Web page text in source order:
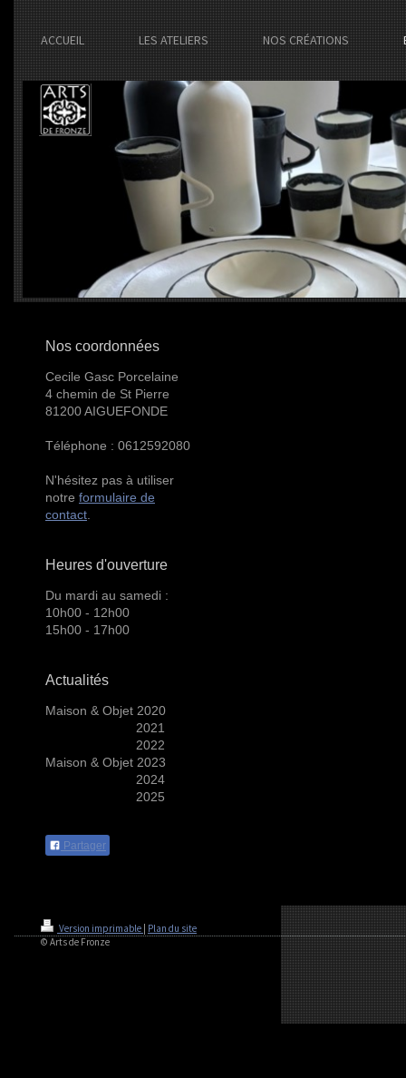
ACCUEIL LES ATELIERS NOS CRÉATIONS
Nos coordonnées
Cecile Gasc Porcelaine
4 chemin de St Pierre
81200 AIGUEFONDE
Téléphone : 0612592080
N'hésitez pas à utiliser
notre formulaire de
contact.
Heures d'ouverture
Du mardi au samedi :
10h00 - 12h00
15h00 - 17h00
Actualités
Maison & Objet 2020
2021
2022
Maison & Objet 2023
2024
2025
Partager
Version imprimable Plan du site
© Arts de Fronze